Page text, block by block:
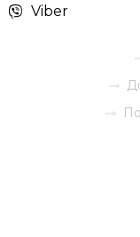
Viber